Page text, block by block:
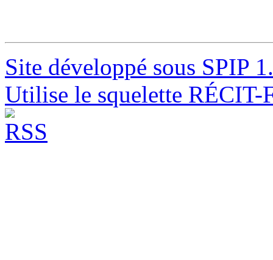
Site développé sous SPIP
Utilise le squelette RÉCIT-